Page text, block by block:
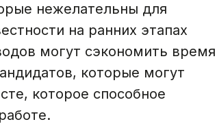
нежелательны для
на ранних этапах
могут сэкономить время
которые могут
которое способное